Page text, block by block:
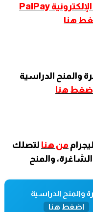
11. رابط تحميل تطبيق المحفظة الإلكترونية PalPay
والمنح الدراسية
هنا
من هنا لتصلك
والمنح
الدراسية
اضغط هنا